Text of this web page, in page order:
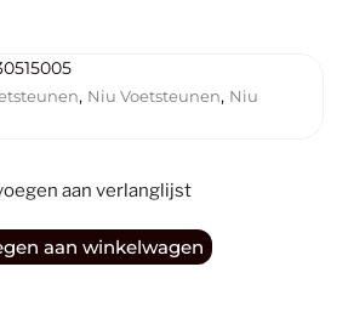
, Niu Voetsteunen, Niu
aan verlanglijst
aan winkelwagen